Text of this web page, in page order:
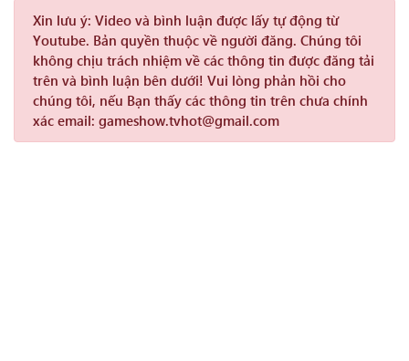
Xin lưu ý: Video và bình luận được lấy tự động từ
Youtube. Bản quyền thuộc về người đăng. Chúng tôi
không chịu trách nhiệm về các thông tin được đăng tải
trên và bình luận bên dưới! Vui lòng phản hồi cho
chúng tôi, nếu Bạn thấy các thông tin trên chưa chính
xác email: gameshow.tvhot@gmail.com